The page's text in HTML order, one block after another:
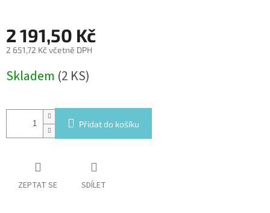
2 191,50 Kč
2 651,72 Kč včetně DPH
cena:
Skladem (2 KS)
Přidat do košíku
ZEPTAT SE SDÍLET